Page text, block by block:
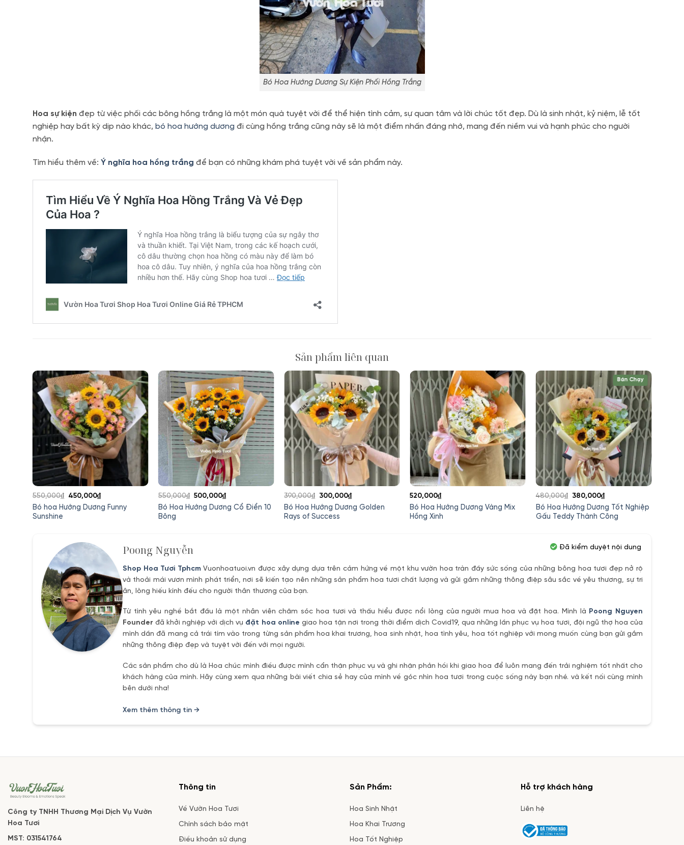
Bó Hoa Hướng Dương Sự Kiện Phối Hồng Trắng
Hoa sự kiện đẹp từ việc phối các bông hồng trắng là một món quà tuyệt vời để thể hiện tình cảm, sự quan tâm và lời chúc tốt đẹp. Dù là sinh nhật, kỷ niệm, lễ tốt
nghiệp hay bất kỳ dịp nào khác, bó hoa hướng dương đi cùng hồng trắng cũng này sẽ là một điểm nhấn đáng nhớ, mang đến niềm vui và hạnh phúc cho người
nhận.
Tìm hiểu thêm về: Ý nghĩa hoa hồng trắng để bạn có những khám phá tuyệt vời về sản phẩm này.
Sản phẩm liên quan
Bó hoa Hướng Dương Funny
Sunshine
550,000₫
Giá
gốc
450,000₫Giá
hiện
Bó Hoa Hướng Dương Cổ Điển 10
Bông
550,000₫ Giá
gốc
500,000₫Giá
hiện
Bó Hoa Hướng Dương Golden
Rays of Success
390,000₫ Giá
gốc
là:
300,000₫Giá
hiện
Bó Hoa Hướng Dương Vàng Mix
Hồng Xinh
520,000₫
Bán Chạy
Bó Hoa Hướng Dương Tốt Nghiệp
Gấu Teddy Thành Công
480,000₫
Giá
gốc
là:
380,000₫Giá
hiện
tại
Poong Nguyễn
Shop Hoa Tươi TphcmVuonhoatuoi.vn được xây dựng dựa trên cảm hứng về một khu vườn hoa tràn đầy sức sống của những bông hoa tươi đẹp nở rộ
và thoải mái vươn mình phát triển, nơi sẽ kiến tạo nên những sản phẩm hoa tươi chất lượng và gửi gắm những thông điệp sâu sắc về yêu thương, sự tri
ân, lòng hiếu kính đếu cho người thân thương của bạn.
Từ tình yêu nghề bắt đầu là một nhân viên chăm sóc hoa tươi và thấu hiểu được nổi lòng của người mua hoa và đặt hoa. Mình là Poong Nguyen
Founder đã khởi nghiệp với dịch vụ đặt hoa online giao hoa tận nơi trong thời điểm dịch Covid19, qua những lần phục vụ hoa tươi, đội ngũ thợ hoa của
mình dần đã mang cả trái tím vào trong từng sản phẩm hoa khai trương, hoa sinh nhật, hoa tình yêu, hoa tốt nghiệp với mong muốn cùng bạn gửi gắm
những thông điệp đẹp và tuyệt vời đến với mọi người.
Các sản phẩm cho dù là Hoa chúc mình điều được mình cẩn thận phục vụ và ghi nhận phản hồi khi giao hoa để luôn mang đến trải nghiệm tốt nhất cho
khách hàng của mình. Hãy cùng xem qua những bài viết chia sẻ hay của mình về góc nhìn hoa tươi trong cuộc sống này bạn nhé. và kết nối cùng mình
bên dưới nha!
Xem thêm thông tin →
Đã kiểm duyệt nội dung
Công ty TNHH Thương Mại Dịch Vụ Vườn
Hoa Tươi
MST: 031541764
Thông tin
Về Vườn Hoa Tươi
Chính sách bảo mật
Điều khoản sử dụng
Sản Phẩm:
Hoa Sinh Nhật
Hoa Khai Trương
Hoa Tốt Nghiệp
Hỗ trợ khách hàng
Liên hệ